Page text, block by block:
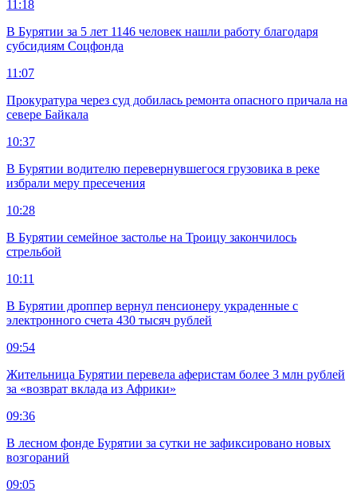
11:18
В Бурятии за 5 лет 1146 человек нашли работу благодаря
субсидиям Соцфонда
11:07
Прокуратура через суд добилась ремонта опасного причала на
севере Байкала
10:37
В Бурятии водителю перевернувшегося грузовика в реке
избрали меру пресечения
10:28
В Бурятии семейное застолье на Троицу закончилось
стрельбой
10:11
В Бурятии дроппер вернул пенсионеру украденные с
электронного счета 430 тысяч рублей
09:54
Жительница Бурятии перевела аферистам более 3 млн рублей
за «возврат вклада из Африки»
09:36
В лесном фонде Бурятии за сутки не зафиксировано новых
возгораний
09:05